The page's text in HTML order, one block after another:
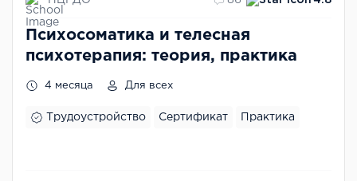
Психосоматика и телесная
психотерапия: теория, практика
4 месяца Для всех
Трудоустройство Сертификат Практика